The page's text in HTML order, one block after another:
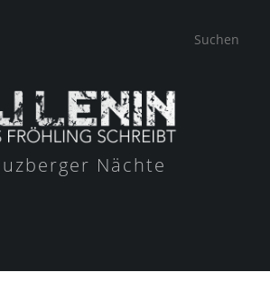
Nächte